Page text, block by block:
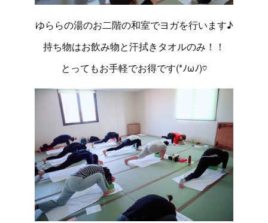
ゆららの湯のお二階の和室でヨガを行います♪
持ち物はお飲み物と汗拭きタオルのみ！！
とってもお手軽でお得です(*ﾉωﾉ)♡